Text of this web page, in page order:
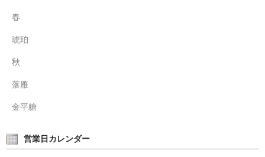
春
琥珀
秋
落雁
金平糖
営業日カレンダー